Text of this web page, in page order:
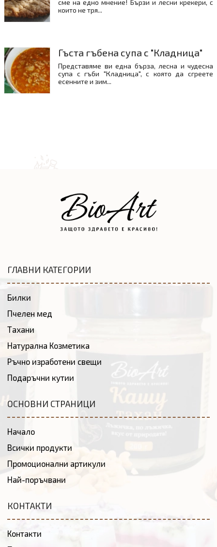
сме на едно мнение! Бързи и лесни крекери, с
които не тря...
Гъста гъбена супа с "Кладница"
Представяме ви една бърза, лесна и чудесна
супа с гъби "Кладница", с която да сгреете
есенните и зим...
ГЛАВНИ КАТЕГОРИИ
Билки
Пчелен мед
Тахани
Натурална Козметика
Ръчно изработени свещи
Подаръчни кутии
ОСНОВНИ СТРАНИЦИ
Начало
Всички продукти
Промоционални артикули
Най-поръчвани
КОНТАКТИ
Контакти